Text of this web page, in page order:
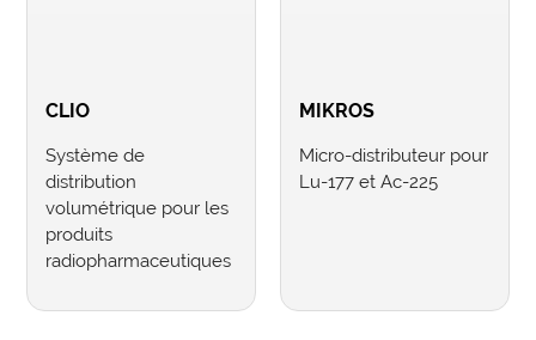
CLIO
Système de
distribution
volumétrique pour les
produits
radiopharmaceutiques
MIKROS
Micro-distributeur pour
Lu-177 et Ac-225